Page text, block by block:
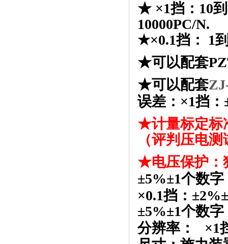
★ ×1挡： 10到
10000PC/N.
★×0.1挡： 1
★可以配套
★可以配套
误差：×1挡：
★计量标定标
（评判压电
★电压保护：
±5%±1个数字
×0.1挡：±2%±
±5%±1个数字
分辨率：
×1